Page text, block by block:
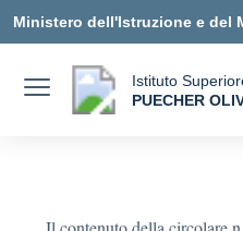
Ministero dell'Istruzione e del
Istituto
PUECHER